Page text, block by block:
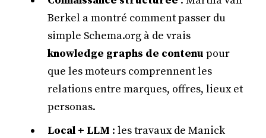
Berkel a montré comment passer du
simple Schema.org à de vrais
knowledge graphs de contenu pour
que les moteurs comprennent les
relations entre marques, offres, lieux et
personas.
Local + LLM : les travaux de Manick